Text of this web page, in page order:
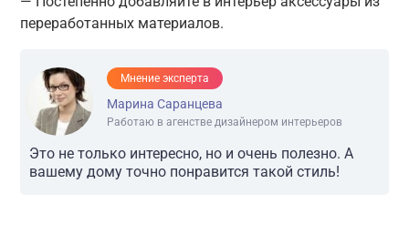
переработанных материалов.
Мнение эксперта
Марина Саранцева
Работаю в агенстве дизайнером интерьеров
Это не только интересно, но и очень полезно. А
вашему дому точно понравится такой стиль!